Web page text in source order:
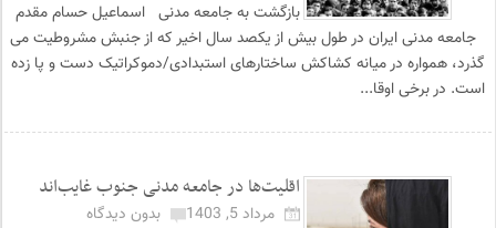
بازگشت به جامعه مدنی اسماعیل حسام مقدم
جامعه مدنی ایران در طول بیش از یکصد سال اخیر که از جنبش مشروطیت می
گذرد، همواره در میانه کشاکش ساختارهای استبدادی/دموکراتیک دست و پا زده
است. در برخی اوقا...
اقلیت‌ها در جامعه مدنی جنوب غایب‌اند
مرداد 5, 1403
بدون دیدگاه